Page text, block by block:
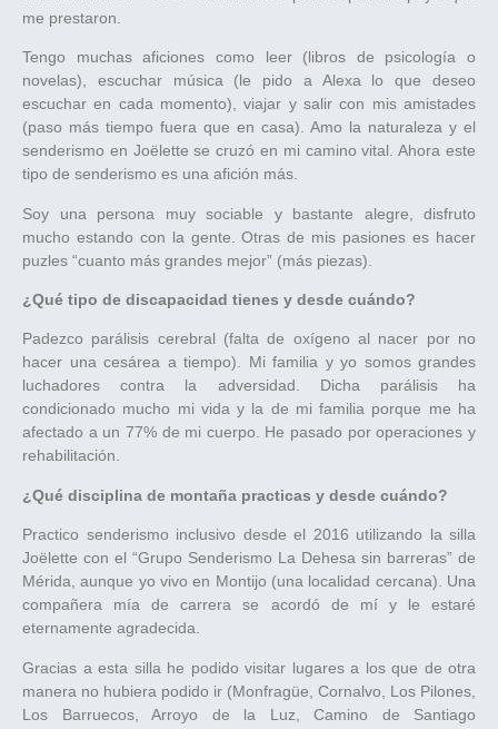
me prestaron.
Tengo muchas aficiones como leer (libros de psicología o
novelas), escuchar música (le pido a Alexa lo que deseo
escuchar en cada momento), viajar y salir con mis amistades
(paso más tiempo fuera que en casa). Amo la naturaleza y el
senderismo en Joëlette se cruzó en mi camino vital. Ahora este
tipo de senderismo es una afición más.
Soy una persona muy sociable y bastante alegre, disfruto
mucho estando con la gente. Otras de mis pasiones es hacer
puzles “cuanto más grandes mejor” (más piezas).
¿Qué tipo de discapacidad tienes y desde cuándo?
Padezco parálisis cerebral (falta de oxígeno al nacer por no
hacer una cesárea a tiempo). Mi familia y yo somos grandes
luchadores contra la adversidad. Dicha parálisis ha
condicionado mucho mi vida y la de mi familia porque me ha
afectado a un 77% de mi cuerpo. He pasado por operaciones y
rehabilitación.
¿Qué disciplina de montaña practicas y desde cuándo?
Practico senderismo inclusivo desde el 2016 utilizando la silla
Joëlette con el “Grupo Senderismo La Dehesa sin barreras” de
Mérida, aunque yo vivo en Montijo (una localidad cercana). Una
compañera mía de carrera se acordó de mí y le estaré
eternamente agradecida.
Gracias a esta silla he podido visitar lugares a los que de otra
manera no hubiera podido ir (Monfragüe, Cornalvo, Los Pilones,
Los Barruecos, Arroyo de la Luz, Camino de Santiago